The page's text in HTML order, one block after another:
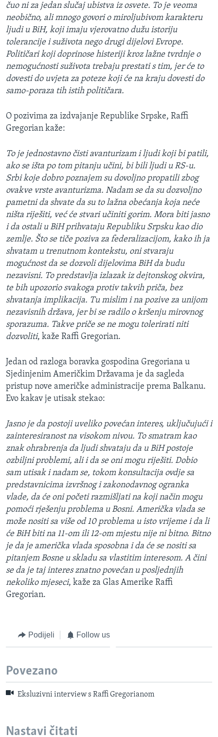
čuo ni za jedan slučaj ubistva iz osvete. To je veoma
neobično, ali mnogo govori o miroljubivom karakteru
ljudi u BiH, koji imaju vjerovatno dužu istoriju
tolerancije i suživota nego drugi dijelovi Evrope.
Političari koji doprinose histeriji kroz lažne tvrdnje o
nemogućnosti suživota trebaju prestati s tim, jer će to
dovesti do uvjeta za poteze koji će na kraju dovesti do
samo-poraza tih istih političara.
O pozivima za izdvajanje Republike Srpske, Raffi
Gregorian kaže:
To je jednostavno čisti avanturizam i ljudi koji bi patili,
ako se išta po tom pitanju učini, bi bili ljudi u RS-u.
Srbi koje dobro poznajem su dovoljno propatili zbog
ovakve vrste avanturizma. Nadam se da su dozvoljno
pametni da shvate da su to lažna obećanja koja neće
ništa riješiti, već će stvari učiniti gorim. Mora biti jasno
i da ostali u BiH prihvataju Republiku Srpsku kao dio
zemlje. Što se tiče poziva za federalizacijom, kako ih ja
shvatam u trenutnom kontekstu, oni stvaraju
mogućnost da se dozvoli dijelovima BiH da budu
nezavisni. To predstavlja izlazak iz dejtonskog okvira,
te bih upozorio svakoga protiv takvih priča, bez
shvatanja implikacija. Tu mislim i na pozive za unijom
nezavisnih država, jer bi se radilo o kršenju mirovnog
sporazuma. Takve priče se ne mogu tolerirati niti
dozvoliti, kaže Raffi Gregorian.
Jedan od razloga boravka gospodina Gregoriana u
Sjedinjenim Američkim Državama je da sagleda
pristup nove američke administracije prema Balkanu.
Evo kakav je utisak stekao:
Jasno je da postoji uveliko povećan interes, uključujući i
zainteresiranost na visokom nivou. To smatram kao
znak ohrabrenja da ljudi shvataju da u BiH postoje
ozbiljni problemi, ali i da se oni mogu riješiti. Dobio
sam utisak i nadam se, tokom konsultacija ovdje sa
predstavnicima izvršnog i zakonodavnog ogranka
vlade, da će oni početi razmišljati na koji način mogu
pomoći rješenju problema u Bosni. Američka vlada se
može nositi sa više od 10 problema u isto vrijeme i da li
će BiH biti na 11-om ili 12-om mjestu nije ni bitno. Bitno
je da je američka vlada sposobna i da će se nositi sa
pitanjem Bosne u skladu sa vlastitim interesom. A čini
se da je taj interes znatno povećan u posljednjih
nekoliko mjeseci, kaže za Glas Amerike Raffi
Gregorian.
Podijeli Follow us
Povezano
Eksluzivni interview s Raffi Gregorianom
Nastavi čitati